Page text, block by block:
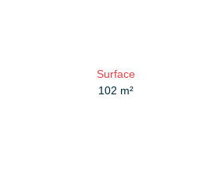
Surface
102 m²